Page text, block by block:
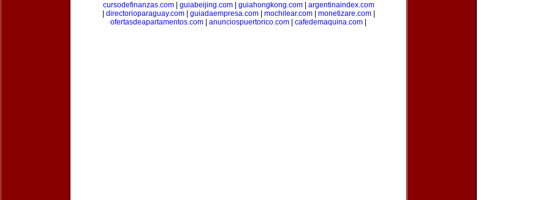
cursodefinanzas.com| guiabeijing.com| guiahongkong.com| argentinaindex.com
directorioparaguay.com| guiadaempresa.com| mochilear.com| monetizare.com|
ofertasdeapartamentos.com
anunciospuertorico.com cafedemaquina.com